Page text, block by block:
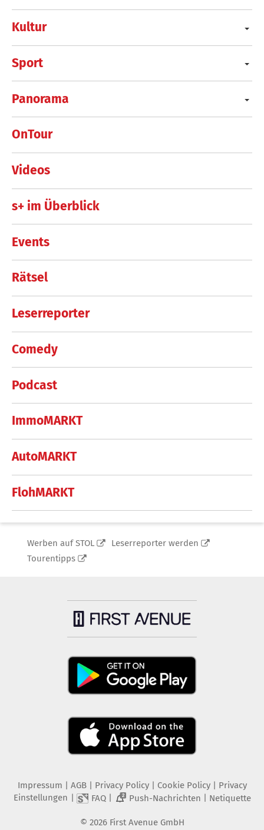
Kultur
Sport
Panorama
OnTour
Videos
s+ im Überblick
Events
Rätsel
Leserreporter
Comedy
Podcast
ImmoMARKT
AutoMARKT
FlohMARKT
Werben auf STOL
Leserreporter werden
Tourentipps
Impressum AGB Privacy Policy| Cookie Policy| Privacy
Einstellungen
FAQ| 2 Push-Nachrichten Netiquette
© 2026 First Avenue GmbH